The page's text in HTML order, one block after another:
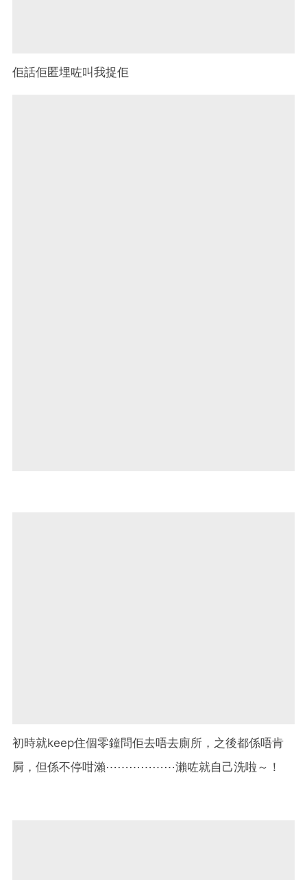
佢話佢匿埋咗叫我捉佢
初時就keep住個零鐘問佢去唔去廁所，之後都係唔肯
屙，但係不停咁瀨⋯⋯⋯⋯⋯⋯瀨咗就自己洗啦～！